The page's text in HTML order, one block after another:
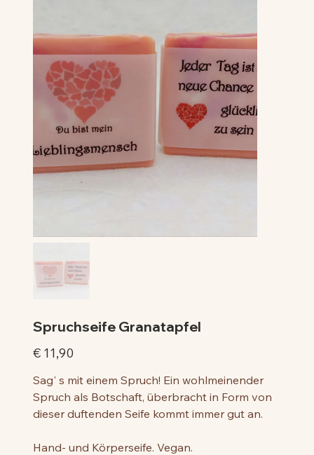
Spruchseife Granatapfel
Preis
€ 11,90
Sag' s mit einem Spruch! Ein wohlmeinender
Spruch als Botschaft, überbracht in Form von
dieser duftenden Seife kommt immer gut an.
Hand- und Körperseife. Vegan.